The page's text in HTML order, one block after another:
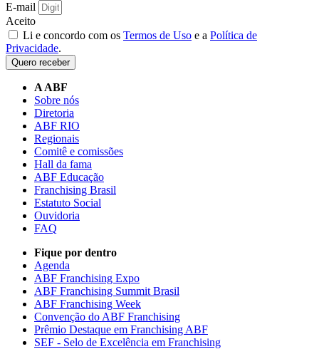
E-mail
Aceito
Li e concordo com os Termos de Uso e a Política de
Privacidade.
Quero receber
A ABF
Sobre nós
Diretoria
ABF RIO
Regionais
Comitê e comissões
Hall da fama
ABF Educação
Franchising Brasil
Estatuto Social
Ouvidoria
FAQ
Fique por dentro
Agenda
ABF Franchising Expo
ABF Franchising Summit Brasil
ABF Franchising Week
Convenção do ABF Franchising
Prêmio Destaque em Franchising ABF
SEF - Selo de Excelência em Franchising